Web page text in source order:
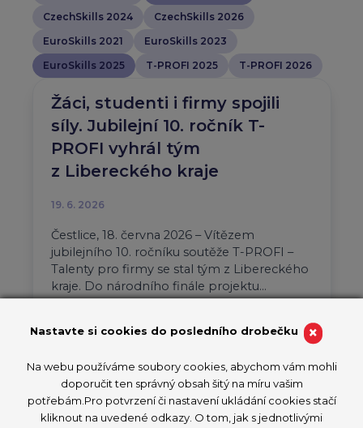
CzechSkills 2024
CzechSkills 2026
EuroSkills 2021
EuroSkills 2023
EuroSkills 2025
T-PROFI 2025 T-PROFI 2026
Žáci, studenti i firmy spojili
síly. Jubilejní 10. ročník T-
PROFI vyhrál tým
z Libereckého kraje
19. 6. 2026
Čestlice, 18. června 2026 – Vítězem
jubilejního 10. ročníku soutěže T-PROFI –
Talenty pro firmy se stal tým z Libereckého
kraje. Do národního finále projektu…
×
Nastavte si cookies do posledního drobečku
Na webu používáme soubory cookies, abychom vám mohli
doporučit ten správný obsah šitý na míru vašim
potřebám.Pro potvrzení či nastavení ukládání cookies stačí
kliknout na uvedené odkazy. O tom, jak s jednotlivými